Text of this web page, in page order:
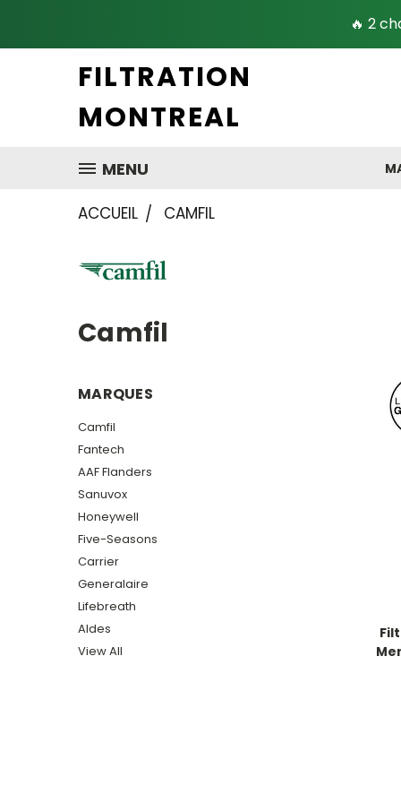
🔥 2
FILTRATION
MONTREAL
MENU
ACCUEIL CAMFIL
Camfil
MARQUES
Camfil
Fantech
AAF Flanders
Sanuvox
Honeywell
Five-Seasons
Carrier
Generalaire
Lifebreath
Aldes
View All